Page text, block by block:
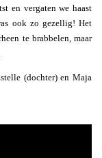
en vergaten we haast
ook zo gezellig! Het
te brabbelen, maar
(dochter) en Maja